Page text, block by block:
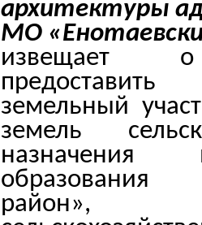
архитектуры
МО
извещает
земельный
земель
назначения
образования